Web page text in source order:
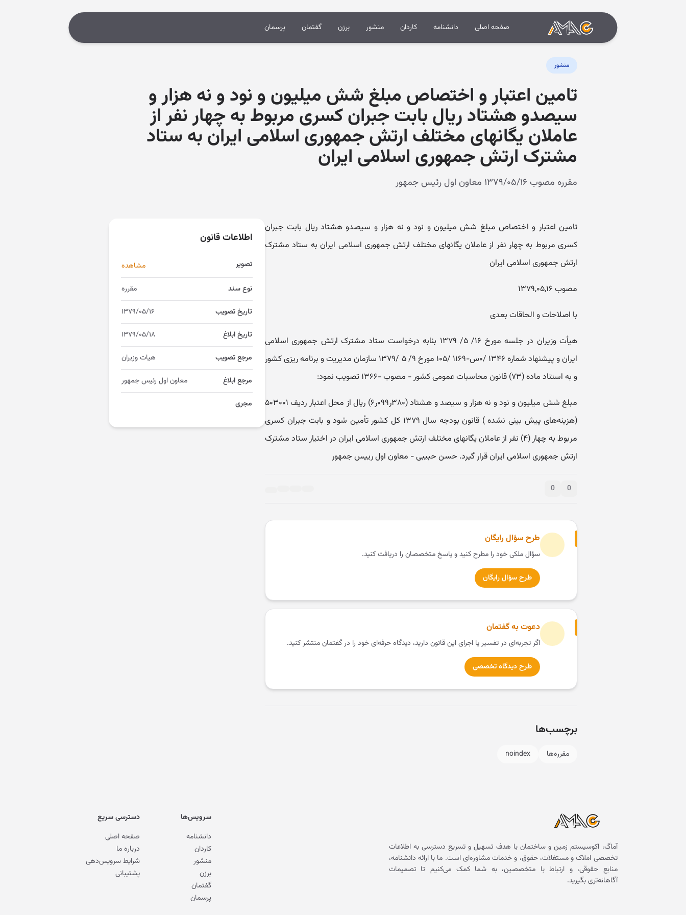
صفحه اصلی دانشنامه کاردان منشور برزن گفتمان پرسمان
منشور
تامین اعتبار و اختصاص مبلغ شش میلیون و نود و نه هزار و
سیصدو هشتاد ریال بابت جبران کسری مربوط به چهار نفر از
عاملان یگانهای مختلف ارتش جمهوری اسلامی ایران به ستاد
مشترک ارتش جمهوری اسلامی ایران
مقرره مصوب ۱۳۷۹/۰۵/۱۶ معاون اول رئیس جمهور
تامین اعتبار و اختصاص مبلغ شش میلیون و نود و نه هزار و سیصدو هشتاد ریال بابت جبران
کسری مربوط به چهار نفر از عاملان یگانهای مختلف ارتش جمهوری اسلامی ایران به ستاد مشترک
ارتش جمهوری اسلامی ایران
مصوب ۱۳۷۹,۰۵,۱۶
با اصلاحات و الحاقات بعدی
هیأت وزیران در جلسه مورخ ۱۶/ ۵/ ۱۳۷۹ بنابه درخواست ستاد مشترک ارتش جمهوری اسلامی
ایران و پیشنهاد شماره ۱۳۴۶ /۰س-۱۱۶۹ /۱۰۵ مورخ ۹/ ۵ /۱۳۷۹ سازمان مدیریت و برنامه ریزی کشور
و به استناد ماده (۷۳) قانون محاسبات عمومی کشور - مصوب -۱۳۶۶ تصویب ‌نمود:
‌مبلغ شش میلیون و نود و نه هزار و سیصد و هشتاد (۳۸۰‌ر۰۹۹‌ر۶) ریال از محل اعتبار ردیف ۵۰۳۰۰۱
(‌هزینه‌های پیش بینی نشده ) ‌قانون بودجه سال ۱۳۷۹ کل کشور تأمین شود و بابت جبران کسری
مربوط به چهار (۴) نفر از عاملان یگانهای مختلف ارتش جمهوری ‌اسلامی ایران در اختیار ستاد مشترک
ارتش جمهوری اسلامی ایران قرار گیرد. حسن حبیبی - معاون اول رییس جمهور
0
0
طرح سؤال رایگان
سؤال ملکی خود را مطرح کنید و پاسخ متخصصان را دریافت کنید.
طرح سؤال رایگان
دعوت به گفتمان
اگر تجربه‌ای در تفسیر یا اجرای این قانون دارید، دیدگاه حرفه‌ای خود را در گفتمان منتشر کنید.
طرح دیدگاه تخصصی
برچسب‌ها
مقرره‌ها noindex
اطلاعات قانون
تصویر مشاهده
نوع سند مقرره
تاریخ تصویب ۱۳۷۹/۰۵/۱۶
تاریخ ابلاغ ۱۳۷۹/۰۵/۱۸
مرجع تصویب هیات وزیران
مرجع ابلاغ معاون اول رئیس جمهور
مجری
آماگ، اکوسیستم زمین و ساختمان با هدف تسهیل و تسریع دسترسی به اطلاعات
تخصصی املاک و مستغلات، حقوق، و خدمات مشاوره‌ای است. ما با ارائه دانشنامه،
منابع حقوقی، و ارتباط با متخصصین، به شما کمک می‌کنیم تا تصمیمات
آگاهانه‌تری بگیرید.
سرویس‌ها
دانشنامه
کاردان
منشور
برزن
گفتمان
پرسمان
دسترسی سریع
صفحه اصلی
درباره ما
شرایط سرویس‌دهی
پشتیبانی